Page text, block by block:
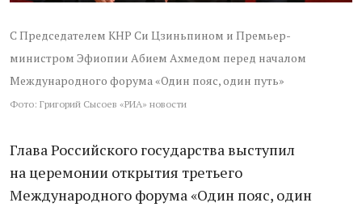
С Председателем КНР Си Цзиньпином и Премьер-
министром Эфиопии Абием Ахмедом перед началом
Международного форума «Один пояс, один путь»
Фото: Григорий Сысоев «РИА» новости
Глава Российского государства выступил
на церемонии открытия третьего
Международного форума «Один пояс, один